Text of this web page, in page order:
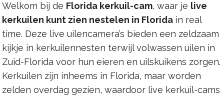
Welkom bij de Florida kerkuil-cam, waar je live
kerkuilen kunt zien nestelen in Florida in real
time. Deze live uilencamera’s bieden een zeldzaam
kijkje in kerkuilennesten terwijl volwassen uilen in
Zuid-Florida voor hun eieren en uilskuikens zorgen.
Kerkuilen zijn inheems in Florida, maar worden
zelden overdag gezien, waardoor live kerkuil-cams